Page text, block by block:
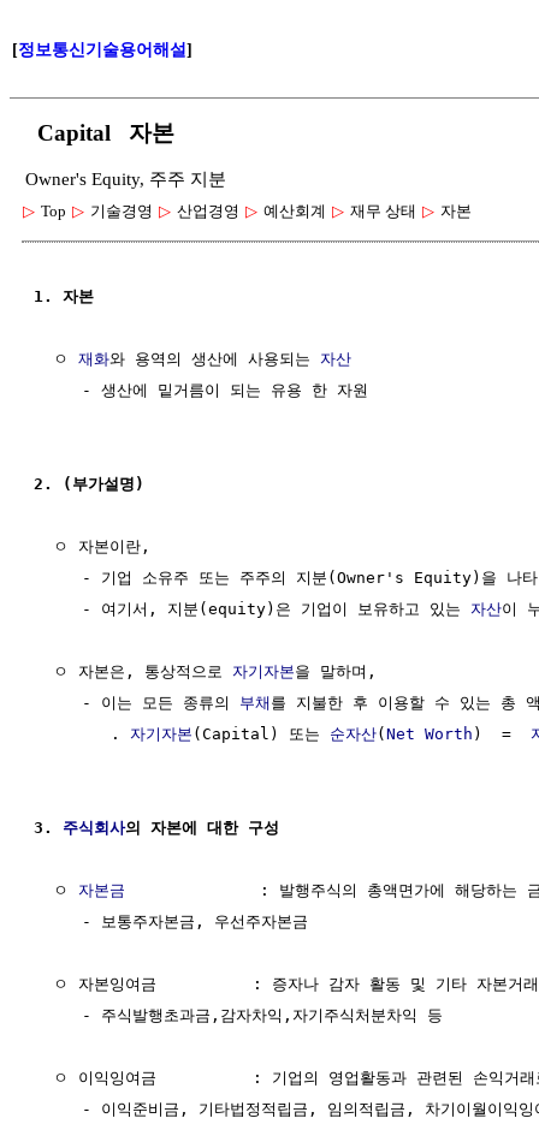
[정보통신기술용어해설]
Capital 자본
Owner's Equity, 주주 지분
▷ Top ▷ 기술경영 ▷ 산업경영 ▷ 예산회계 ▷ 재무 상태 ▷ 자본
1. 자본
  ㅇ
재화와 용역의 생산에 사용되는 자산
     - 생산에 밑거름이 되는 유용 한 자원
2. (부가설명)
  ㅇ 자본이란,
- 기업 소유주 또는 주주의 지분(Owner's Equity)을 나타
     - 여기서, 지분(equity)은 기업이 보유하고 있는
자산이
  ㅇ 자본은, 통상적으로
자기자본을 말하며,
     - 이는 모든 종류의
부채 를 지불한 후 이용할 수 있는 총
        .
자기자본 (Capital) 또는 순자산(Net Worth )  =
3. 주식회사의 자본에 대한 구성
  ㅇ
자본금
: 발행주식의 총액면가에 해당하는
     - 보통주자본금, 우선주자본금
ㅇ 자본잉여금          : 증자나 감자 활동 및 기타 자본거래
     - 주식발행초과금,감자차익,자기주식처분차익 등
ㅇ 이익잉여금          : 기업의 영업활동과 관련된 손익거래
- 이익준비금, 기타법정적립금, 임의적립금, 차기이월이익잉